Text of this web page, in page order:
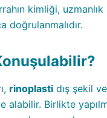
kimliği,
doğrulanmalıdır.
rinoplasti dış şekil
alabilir. Birlikte